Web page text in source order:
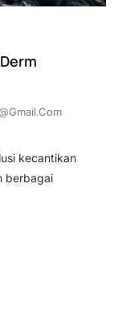
kecantikan
berbagai